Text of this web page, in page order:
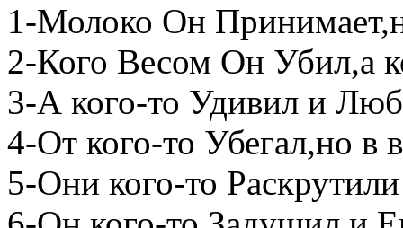
1-Молоко Он
2-Кого Весом Он Убил,а
3-А кого-то Удивил и
4-От кого-то Убегал,но в
5-Они кого-то